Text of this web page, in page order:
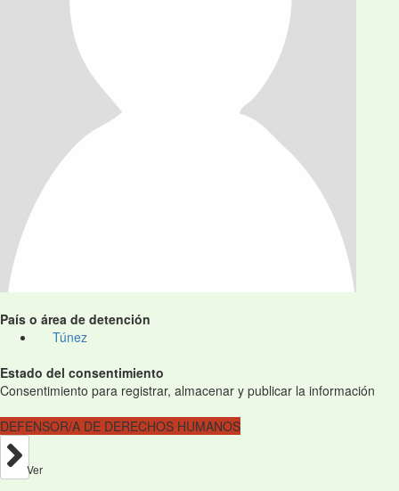
País o área de detención
Túnez
Estado del consentimiento
Consentimiento para registrar, almacenar y publicar la información
DEFENSOR/A DE DERECHOS HUMANOS
Ver